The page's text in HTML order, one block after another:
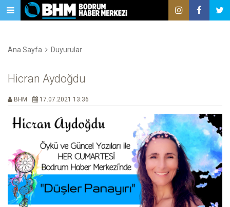
Ana Sayfa Duyurular
Hicran Aydoğdu
BHM 17.07.2021 13:36